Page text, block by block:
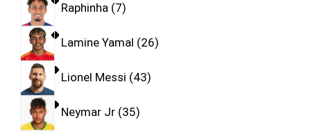
Raphinha 7
Lamine Yamal 26
Lionel Messi 43
Neymar Jr 35